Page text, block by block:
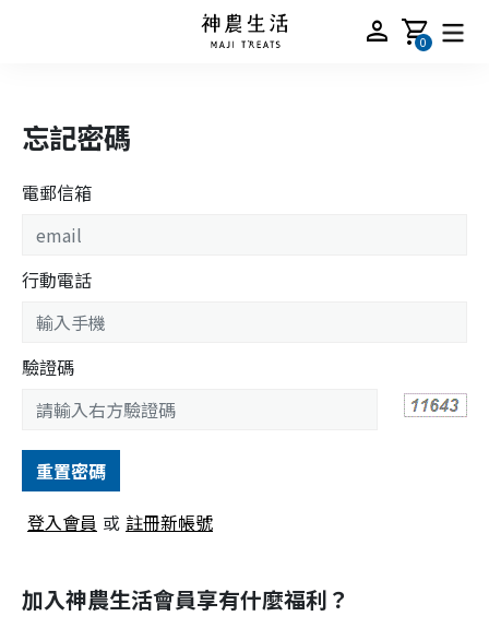
person shopping_cart
0
忘記密碼
電郵信箱
行動電話
驗證碼
重置密碼
登入會員 或 註冊新帳號
加入神農生活會員享有什麼福利？